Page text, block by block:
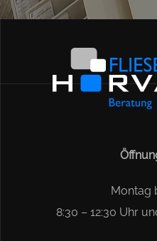
Montag
8:30 – 12:30 Uhr